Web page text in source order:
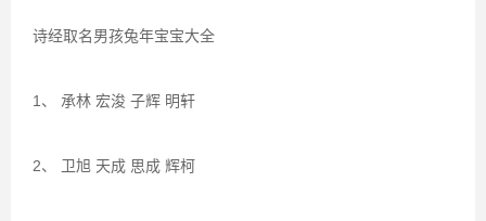
诗经取名男孩兔年宝宝大全
1、 承林 宏浚 子辉 明轩
2、 卫旭 天成 思成 辉柯